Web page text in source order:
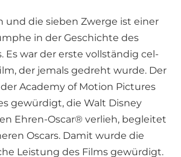
und die sieben Zwerge ist einer
in der Geschichte des
Es war der erste vollständig cel-
der jemals gedreht wurde. Der
Academy of Motion Pictures
gewürdigt, die Walt Disney
Ehren-Oscar® verlieh, begleitet
Oscars. Damit wurde die
Leistung des Films gewürdigt.